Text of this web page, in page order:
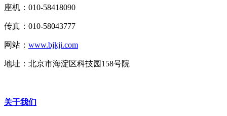
座机：010-58418090
传真：010-58043777
网站： www.bjkji.com
地址：北京市海淀区科技园158号院
关于我们